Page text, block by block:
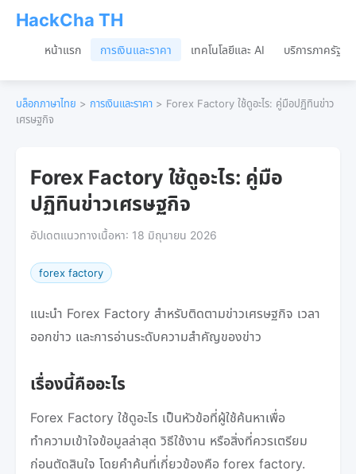
HackCha TH
หน้าแรก การเงินและราคา เทคโนโลยีและ AI บริการภาครัฐแล
บล็อกภาษาไทย > การเงินและราคา > Forex Factory ใช้ดูอะไร: คู่มือปฏิทินข่าว
เศรษฐกิจ
Forex Factory ใช้ดูอะไร: คู่มือ
ปฏิทินข่าวเศรษฐกิจ
อัปเดตแนวทางเนื้อหา: 18 มิถุนายน 2026
forex factory
แนะนำ Forex Factory สำหรับติดตามข่าวเศรษฐกิจ เวลา
ออกข่าว และการอ่านระดับความสำคัญของข่าว
เรื่องนี้คืออะไร
Forex Factory ใช้ดูอะไร เป็นหัวข้อที่ผู้ใช้ค้นหาเพื่อ
ทำความเข้าใจข้อมูลล่าสุด วิธีใช้งาน หรือสิ่งที่ควรเตรียม
ก่อนตัดสินใจ โดยคำค้นที่เกี่ยวข้องคือ forex factory.